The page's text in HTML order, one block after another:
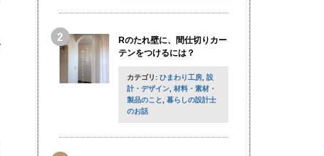
Rのたれ壁に、間仕切りカー
テンをつけるには？
カテゴリ: ひまわり工房 設
計・デザイン 材料・素材・
製品のこと
暮らしの設計士
のお話